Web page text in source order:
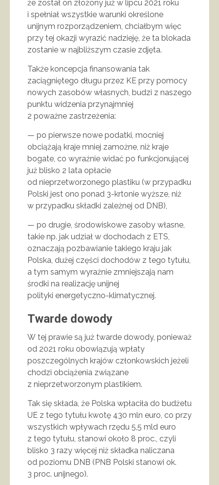
że został on złożony już w lipcu 2021 roku
i spełniał wszystkie warunki określone
unijnym rozporządzeniem, chciałbym więc
przy tej okazji wyrazić nadzieję, że ta blokada
zostanie w najbliższym czasie zdjęta.
Także koncepcja finansowania tak
zaciągniętego długu przez KE przy pomocy
nowych zasobów własnych, budzi z naszego
punktu widzenia przynajmniej
2 poważne zastrzeżenia:
— po pierwsze nowe podatki, mocniej
obciążają kraje mniej zamożne, niż kraje
bogate, co wyraźnie widać po funkcjonującej
już blisko 2 lata opłacie
od nieprzetworzonego plastiku (w przypadku
Polski jest ono ponad 3-krtonie wyższe, niż
w przypadku składki zależnej od DNB),
— po drugie, środowiskowe zasoby własne,
takie np. jak udział w dochodach z ETS,
oznaczają pozbawianie takiego kraju jak
Polska, dużej części dochodów z tego tytułu,
a tym samym wyraźnie zmniejszają nam
środki na realizację unijnej
polityki energetyczno-klimatycznej.
Twarde dowody
W tej prawie są już twarde dowody, ponieważ
od 2021 roku obowiązują wpłaty
poszczególnych krajów członkowskich jeżeli
chodzi obciążenia związane
z nieprzetworzonym plastikiem.
Tak się składa, że Polska wpłaciła do budżetu
UE z tego tytułu kwotę 430 mln euro, co przy
wszystkich wpływach rzędu 5,5 mld euro
z tego tytułu, stanowi około 8 proc., czyli
blisko 3 razy więcej niż składka naliczana
od poziomu DNB (PNB Polski stanowi ok.
3 proc. unijnego).